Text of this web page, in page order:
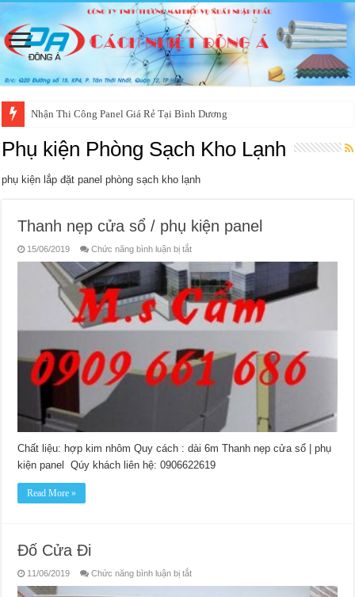
Nhận Thi Công Panel Giá Rẻ Tại Bình Dương
Phụ kiện Phòng Sạch Kho Lạnh
phụ kiện lắp đặt panel phòng sạch kho lạnh
Thanh nẹp cửa sổ / phụ kiện panel
15/06/2019 Chức năng bình luận bị tắtở
cửa
sổ
/
phụ
kiện
panel
Chất liệu: hợp kim nhôm Quy cách : dài 6m Thanh nẹp cửa sổ | phụ
kiện panel Qúy khách liên hệ: 0906622619
Read More »
Đố Cửa Đi
11/06/2019 Chức năng bình luận bị tắtở